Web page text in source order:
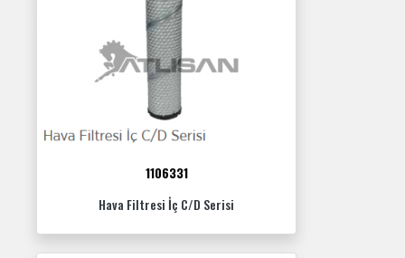
1106331
Hava Filtresi İç C/D Serisi